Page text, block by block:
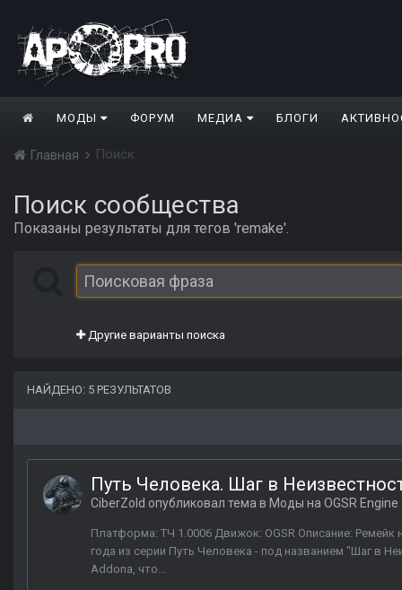
МОДЫ ФОРУМ МЕДИА БЛОГИ
Главная Поиск
Поиск сообщества
Показаны результаты для тегов 'remake'.
Другие варианты поиска
НАЙДЕНО: 5 РЕЗУЛЬТАТОВ
Путь Человека. Шаг в
CiberZold опубликовал тема в Моды на OGSR Engine
Платформа: ТЧ 1.0006 Движок: OGSR Описание: Ремейк
года из серии Путь Человека - под названием "Шаг в
Addonа, что...